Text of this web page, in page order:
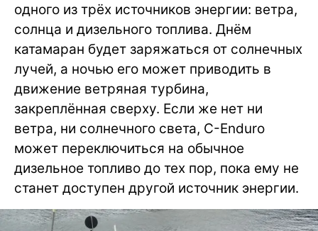
одного из трёх источников энергии: ветра,
солнца и дизельного топлива. Днём
катамаран будет заряжаться от солнечных
лучей, а ночью его может приводить в
движение ветряная турбина,
закреплённая сверху. Если же нет ни
ветра, ни солнечного света, C-Enduro
может переключиться на обычное
дизельное топливо до тех пор, пока ему не
станет доступен другой источник энергии.